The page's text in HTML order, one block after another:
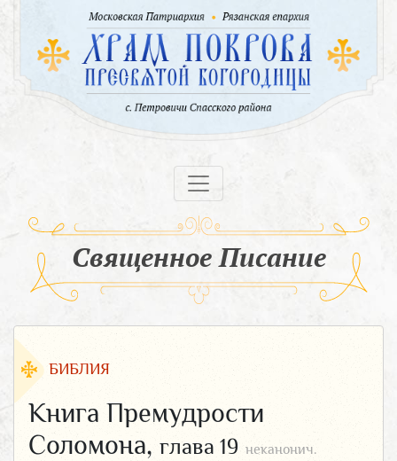
Священное Писание
БИБЛИЯ
Книга Премудрости
Соломона, глава 19 неканонич.